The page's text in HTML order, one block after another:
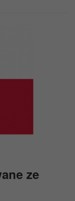
ze